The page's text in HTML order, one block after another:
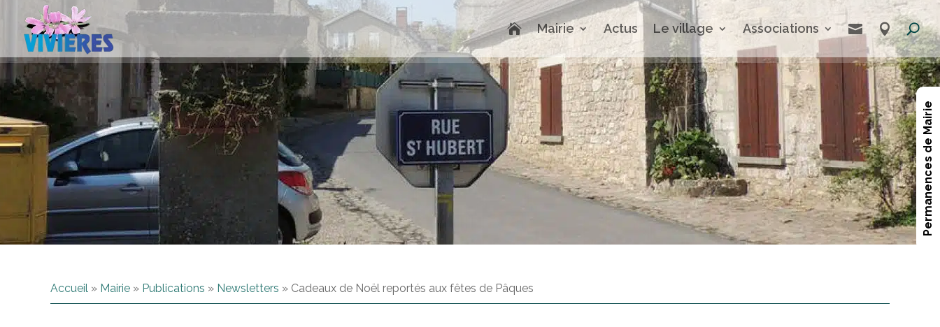
 Mairie Actus Le village Associations  
Permanences de Mairie
Accueil » Mairie » Publications » Newsletters » Cadeaux de Noël reportés aux fêtes de Pâques